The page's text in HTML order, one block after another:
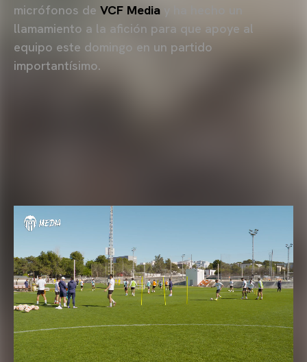
micrófonos de VCF Media
llamamiento a la afición para que apoye al
equipo este domingo en un partido
importantísimo.